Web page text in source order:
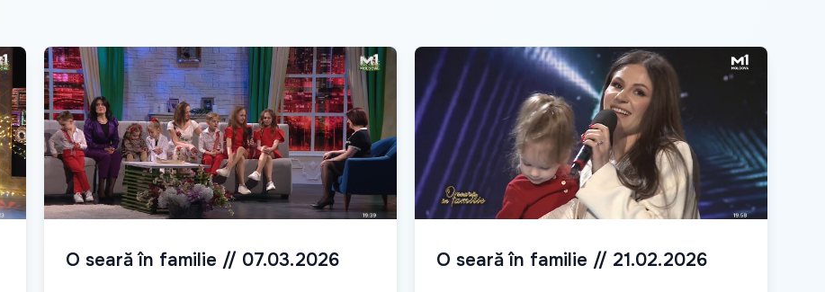
O seară în familie // 07.03.2026 O seară în familie // 21.02.2026